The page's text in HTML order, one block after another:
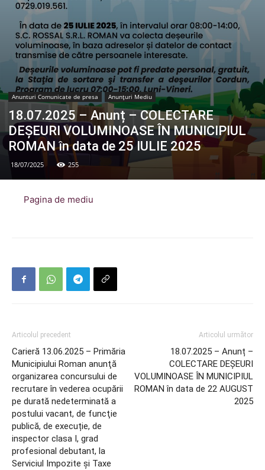
Anunturi Comunicate de presa Anunțuri Mediu
18.07.2025 – Anunț – COLECTARE
DEȘEURI VOLUMINOASE ÎN MUNICIPIUL
ROMAN în data de 25 IULIE 2025
18/07/2025 255
Pagina de mediu
Articolul precedent
Carieră 13.06.2025 – Primăria
Municipiului Roman anunţă
organizarea concursului de
recrutare în vederea ocupării
pe durată nedeterminată a
postului vacant, de funcţie
publică, de execuție, de
inspector clasa I, grad
profesional debutant, la
Serviciul Impozite și Taxe
Articolul următor
18.07.2025 – Anunț –
COLECTARE DEȘEURI
VOLUMINOASE ÎN MUNICIPIUL
ROMAN în data de 22 AUGUST
2025